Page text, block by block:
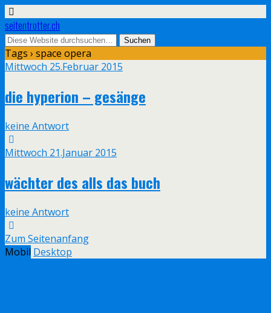
seitentrotter.ch
Tags › space opera
Mittwoch 25.Februar 2015
die hyperion – gesänge
keine Antwort
Mittwoch 21.Januar 2015
wächter des alls das buch
keine Antwort
Zum Seitenanfang
Mobil Desktop